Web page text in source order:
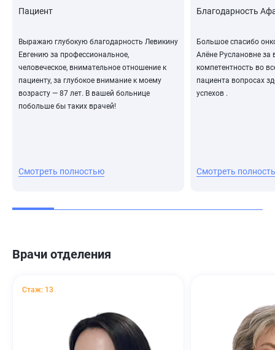
Пациент
Выражаю глубокую благодарность Левикину
Евгению за профессиональное,
человеческое, внимательное отношение к
пациенту, за глубокое внимание к моему
возрасту — 87 лет. В вашей больнице
побольше бы таких врачей!
Смотреть полностью
Благодарность
Большое спасибо
Алёне Руслановне за
компетентность во
пациента вопросах
успехов .
Смотреть
Врачи отделения
Стаж: 13